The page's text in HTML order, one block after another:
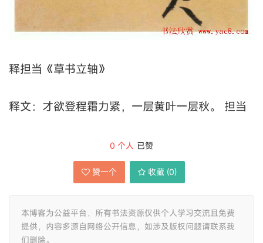
释担当《草书立轴》
释文：才欲登程霜力紧，一层黄叶一层秋。 担当
0 个人 已赞
赞一个 收藏 (0)
本博客为公益平台，所有书法资源仅供个人学习交流且免费
提供，内容多源自网络公开信息，如涉及版权问题请联系我
们删除。